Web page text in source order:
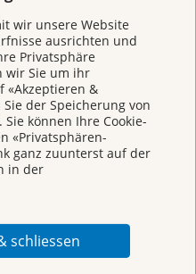
wir unsere Website
ausrichten und
Privatsphäre
wir Sie um ihr
«Akzeptieren &
der Speicherung von
können Ihre Cookie-
«Privatsphären-
ganz zuunterst auf der
in der
schliessen